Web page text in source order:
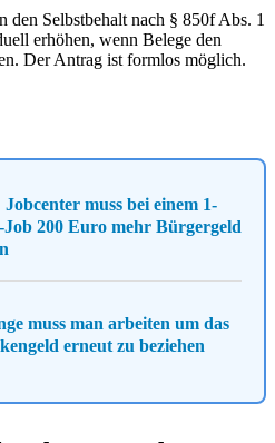
den Selbstbehalt nach § 850f Abs. 1
erhöhen, wenn Belege den
Der Antrag ist formlos möglich.
Jobcenter muss bei einem 1-
200 Euro mehr Bürgergeld
muss man arbeiten um das
erneut zu beziehen